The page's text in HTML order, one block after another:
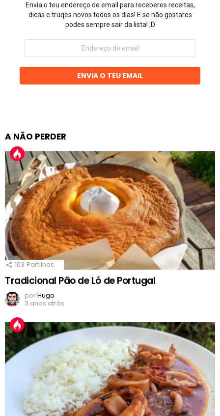
Envia o teu endereço de email para receberes receitas,
dicas e truqes novos todos os dias! E se não gostares
podes sempre sair da lista! ;D
Endereço
email
ENVIA O TEU EMAIL
A NÃO PERDER
103 Partilhas
Tradicional Pão de Ló de Portugal
porHugo
3 anos atrás